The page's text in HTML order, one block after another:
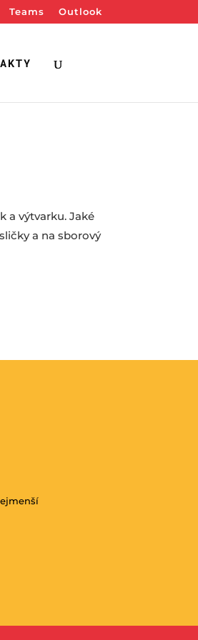
Teams Outlook
a výtvarku. Jaké
a na sborový